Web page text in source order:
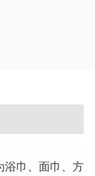
巾、面巾、方